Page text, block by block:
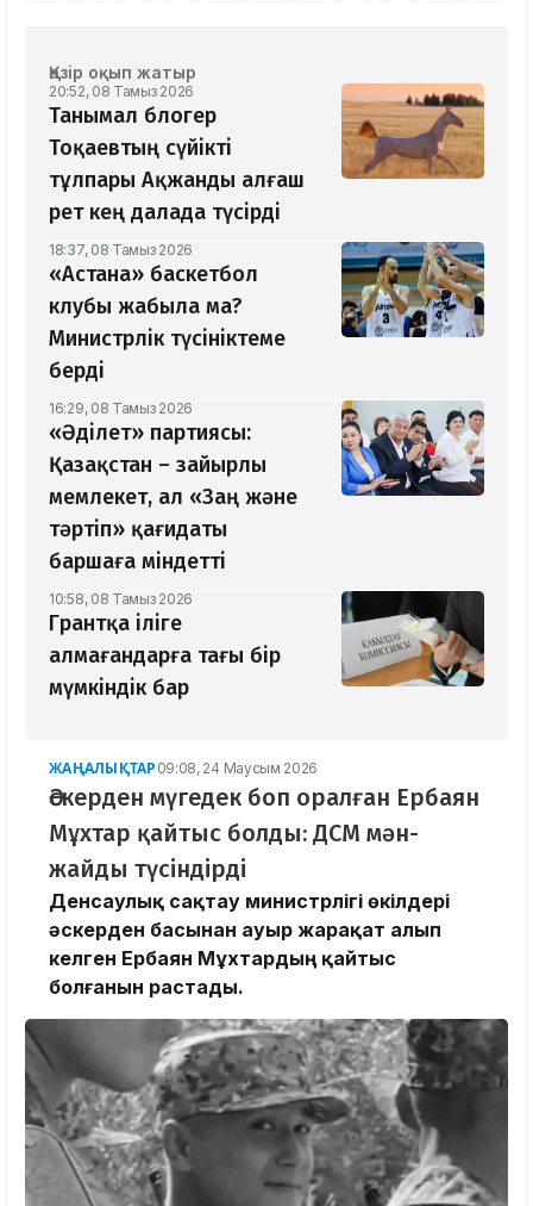
Қазір оқып жатыр
20:52, 08 Тамыз 2026
Танымал блогер
Тоқаевтың сүйікті
тұлпары Ақжанды алғаш
рет кең далада түсірді
18:37, 08 Тамыз 2026
«Астана» баскетбол
клубы жабыла ма?
Министрлік түсініктеме
берді
16:29, 08 Тамыз 2026
«Әділет» партиясы:
Қазақстан – зайырлы
мемлекет, ал «Заң және
тәртіп» қағидаты
баршаға міндетті
10:58, 08 Тамыз 2026
Грантқа іліге
алмағандарға тағы бір
мүмкіндік бар
ЖАҢАЛЫҚТАР 09:08, 24 Маусым 2026
Әскерден мүгедек боп оралған Ербаян
Мұхтар қайтыс болды: ДСМ мән-
жайды түсіндірді
Денсаулық сақтау министрлігі өкілдері
әскерден басынан ауыр жарақат алып
келген Ербаян Мұхтардың қайтыс
болғанын растады.